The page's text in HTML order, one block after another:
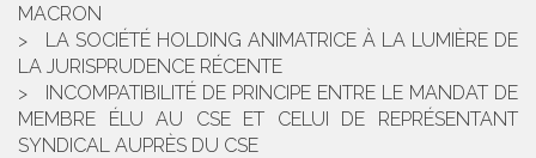
MACRON
LA SOCIÉTÉ HOLDING ANIMATRICE À LA LUMIÈRE DE
LA JURISPRUDENCE RÉCENTE
INCOMPATIBILITÉ DE PRINCIPE ENTRE LE MANDAT DE
MEMBRE ÉLU AU CSE ET CELUI DE REPRÉSENTANT
SYNDICAL AUPRÈS DU CSE